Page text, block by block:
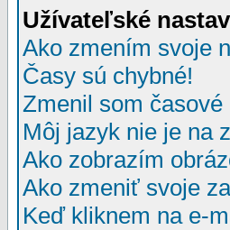
Užívateľské
Ako zmením svoje
Časy sú chybné!
Zmenil som
Môj jazyk nie je na
Ako zobrazím
Ako zmeniť svoje
Keď kliknem na e-